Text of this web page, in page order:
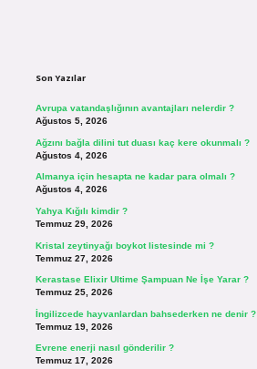
Son Yazılar
Avrupa vatandaşlığının avantajları nelerdir ?
Ağustos 5, 2026
Ağzını bağla dilini tut duası kaç kere okunmalı ?
Ağustos 4, 2026
Almanya için hesapta ne kadar para olmalı ?
Ağustos 4, 2026
Yahya Kığılı kimdir ?
Temmuz 29, 2026
Kristal zeytinyağı boykot listesinde mi ?
Temmuz 27, 2026
Kerastase Elixir Ultime Şampuan Ne İşe Yarar ?
Temmuz 25, 2026
İngilizcede hayvanlardan bahsederken ne denir ?
Temmuz 19, 2026
Evrene enerji nasıl gönderilir ?
Temmuz 17, 2026